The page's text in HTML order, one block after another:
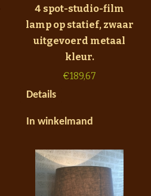
4 spot-studio-film
lamp op statief, zwaar
uitgevoerd metaal
kleur.
€189,67
Details
In winkelmand